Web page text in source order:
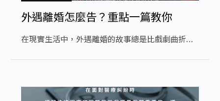
外遇離婚怎麼告？重點一篇教你
在現實生活中，外遇離婚的故事總是比戲劇曲折離
面對外遇離婚時能夠更理性地處理。